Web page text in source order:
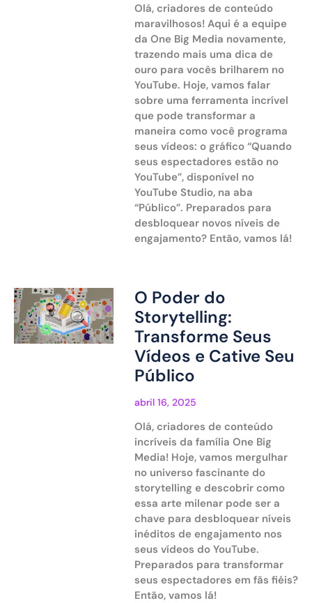
Olá, criadores de conteúdo
maravilhosos! Aqui é a equipe
da One Big Media novamente,
trazendo mais uma dica de
ouro para vocês brilharem no
YouTube. Hoje, vamos falar
sobre uma ferramenta incrível
que pode transformar a
maneira como você programa
seus vídeos: o gráfico “Quando
seus espectadores estão no
YouTube”, disponível no
YouTube Studio, na aba
“Público”. Preparados para
desbloquear novos níveis de
engajamento? Então, vamos lá!
O Poder do
Storytelling:
Transforme Seus
Vídeos e Cative Seu
Público
abril 16, 2025
Olá, criadores de conteúdo
incríveis da família One Big
Media! Hoje, vamos mergulhar
no universo fascinante do
storytelling e descobrir como
essa arte milenar pode ser a
chave para desbloquear níveis
inéditos de engajamento nos
seus vídeos do YouTube.
Preparados para transformar
seus espectadores em fãs fiéis?
Então, vamos lá!